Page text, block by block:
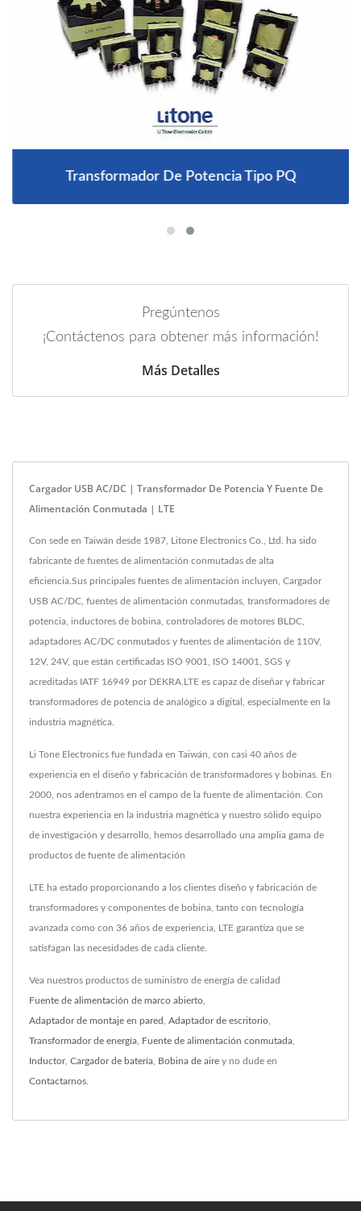
Transformador De Potencia Tipo PQ
Pregúntenos
¡Contáctenos para obtener más información!
Más Detalles
Cargador USB AC/DC | Transformador De Potencia Y Fuente De
Alimentación Conmutada | LTE
Con sede en Taiwán desde 1987, Litone Electronics Co., Ltd. ha sido
fabricante de fuentes de alimentación conmutadas de alta
eficiencia.Sus principales fuentes de alimentación incluyen, Cargador
USB AC/DC, fuentes de alimentación conmutadas, transformadores de
potencia, inductores de bobina, controladores de motores BLDC,
adaptadores AC/DC conmutados y fuentes de alimentación de 110V,
12V, 24V, que están certificadas ISO 9001, ISO 14001, SGS y
acreditadas IATF 16949 por DEKRA.LTE es capaz de diseñar y fabricar
transformadores de potencia de analógico a digital, especialmente en la
industria magnética.
Li Tone Electronics fue fundada en Taiwán, con casi 40 años de
experiencia en el diseño y fabricación de transformadores y bobinas. En
2000, nos adentramos en el campo de la fuente de alimentación. Con
nuestra experiencia en la industria magnética y nuestro sólido equipo
de investigación y desarrollo, hemos desarrollado una amplia gama de
productos de fuente de alimentación
LTE ha estado proporcionando a los clientes diseño y fabricación de
transformadores y componentes de bobina, tanto con tecnología
avanzada como con 36 años de experiencia, LTE garantiza que se
satisfagan las necesidades de cada cliente.
Vea nuestros productos de suministro de energía de calidad
Fuente de alimentación de marco abierto
Adaptador de montaje en pared Adaptador de escritorio
Transformador de energía Fuente de alimentación conmutada
Inductor, Cargador de batería Bobina de aire y no dude en
Contactarnos